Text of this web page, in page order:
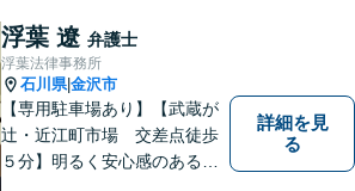
浮葉 遼 弁護士
浮葉法律事務所
石川県|金沢市
【専用駐車場あり】【武蔵が
辻・近江町市場 交差点徒歩
５分】明るく安心感のある事
詳細を見
る